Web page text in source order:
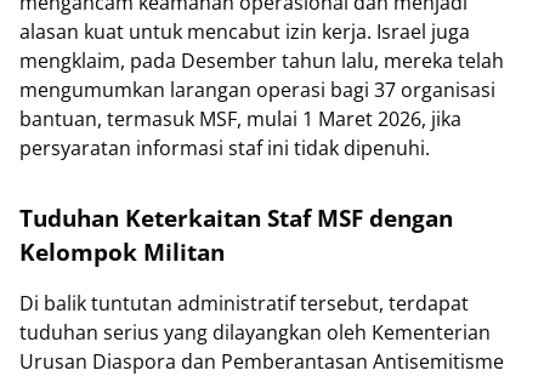
alasan kuat untuk mencabut izin kerja. Israel juga
mengklaim, pada Desember tahun lalu, mereka telah
mengumumkan larangan operasi bagi 37 organisasi
bantuan, termasuk MSF, mulai 1 Maret 2026, jika
persyaratan informasi staf ini tidak dipenuhi.
Tuduhan Keterkaitan Staf MSF dengan
Kelompok Militan
Di balik tuntutan administratif tersebut, terdapat
tuduhan serius yang dilayangkan oleh Kementerian
Urusan Diaspora dan Pemberantasan Antisemitisme